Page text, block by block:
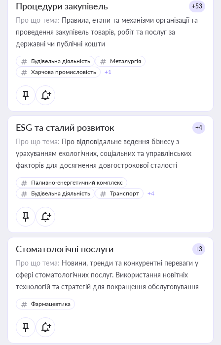
Процедури закупівель +53
Про що тема: Правила, етапи та механізми організації та
проведення закупівель товарів, робіт та послуг за
державні чи публічні кошти
Будівельна діяльність
Металургія
Харчова промисловість
+1
ESG та сталий розвиток +4
Про що тема: Про відповідальне ведення бізнесу з
урахуванням екологічних, соціальних та управлінських
факторів для досягнення довгострокової сталості
Паливно-енергетичний комплекс
Будівельна діяльність
Транспорт +4
Стоматологічні послуги +3
Про що тема: Новини, тренди та конкурентні переваги у
сфері стоматологічних послуг. Використання новітніх
технологій та стратегій для покращення обслуговування
Фармацевтика